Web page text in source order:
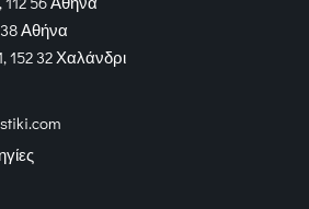
Αθήνα
152 32 Χαλάνδρι